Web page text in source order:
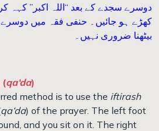
دوسرے سجدے کے بعد “اللہ اکبر” کہہ
کھڑے ہو جائیں۔ حنفی فقہ میں دوسرے
بیٹھنا ضروری نہیں۔
(qa‘da)
method is to use the iftirash
qa‘da) of the prayer. The left foot
and you sit on it. The right